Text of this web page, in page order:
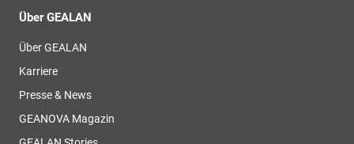
Über GEALAN
Über GEALAN
Karriere
Presse & News
GEANOVA Magazin